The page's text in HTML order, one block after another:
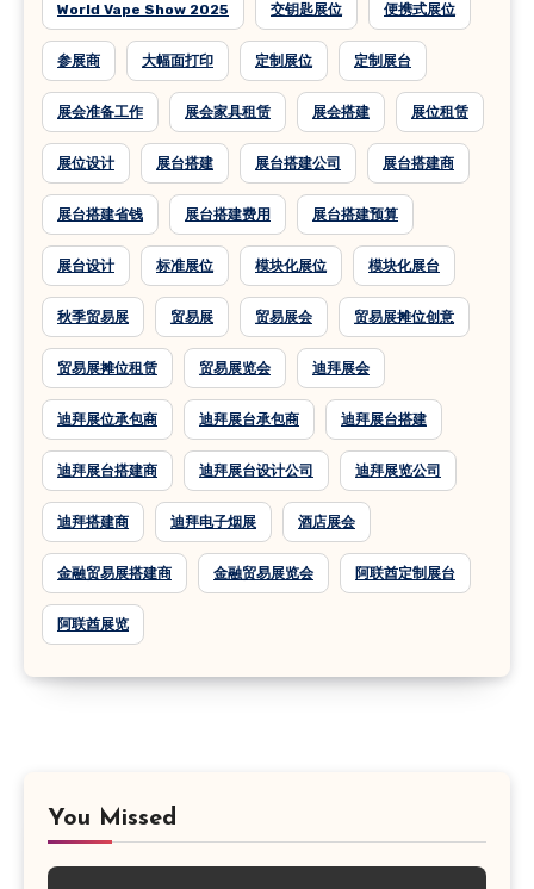
World Vape Show 2025 交钥匙展位 便携式展位
参展商 大幅面打印 定制展位 定制展台
展会准备工作 展会家具租赁 展会搭建 展位租赁
展位设计 展台搭建 展台搭建公司 展台搭建商
展台搭建省钱 展台搭建费用 展台搭建预算
展台设计 标准展位 模块化展位 模块化展台
秋季贸易展 贸易展 贸易展会 贸易展摊位创意
贸易展摊位租赁 贸易展览会 迪拜展会
迪拜展位承包商 迪拜展台承包商 迪拜展台搭建
迪拜展台搭建商 迪拜展台设计公司 迪拜展览公司
迪拜搭建商 迪拜电子烟展 酒店展会
金融贸易展搭建商 金融贸易展览会 阿联酋定制展台
阿联酋展览
You Missed